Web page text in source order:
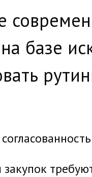
базе